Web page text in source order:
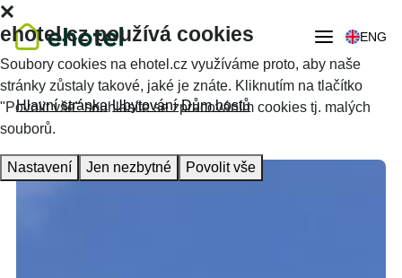
ENG
Hlavní stránka Ubytování Dům hostů
ehotel.cz používá cookies
Soubory cookies na ehotel.cz využíváme proto, aby naše
stránky zůstaly takové, jaké je znáte. Kliknutím na tlačítko
"Povolit vše" souhlasíte se zpracováním cookies tj. malých
souborů.
Nastavení Jen nezbytné Povolit vše